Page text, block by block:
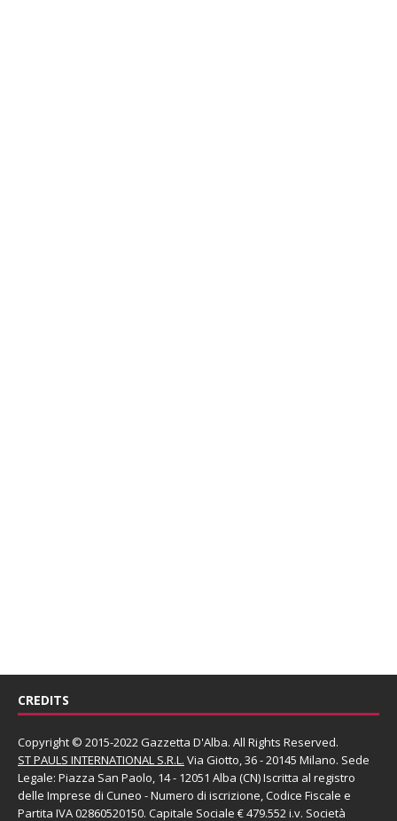
CREDITS
Copyright © 2015-2022 Gazzetta D'Alba. All Rights Reserved.
ST PAULS INTERNATIONAL S.R.L. Via Giotto, 36 - 20145 Milano. Sede
Legale: Piazza San Paolo, 14 - 12051 Alba (CN) Iscritta al registro
delle Imprese di Cuneo - Numero di iscrizione, Codice Fiscale e
Partita IVA 02860520150. Capitale Sociale € 479.552 i.v. Società